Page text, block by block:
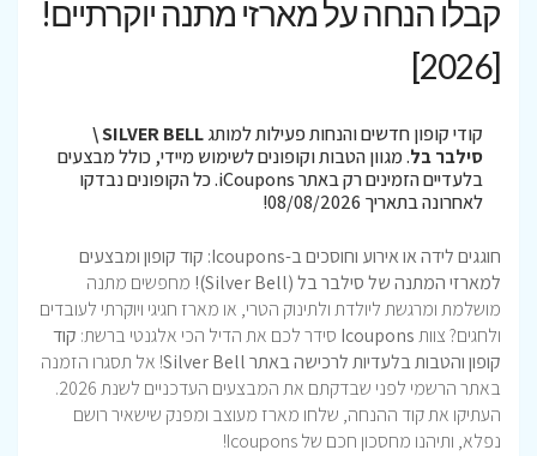
קבלו הנחה על מארזי מתנה יוקרתיים!
[2026]
קודי קופון חדשים והנחות פעילות למותג
SILVER BELL \
סילבר בל. מגוון הטבות וקופונים לשימוש מיידי, כולל מבצעים
בלעדיים הזמינים רק באתר iCoupons. כל הקופונים נבדקו
לאחרונה בתאריך 08/08/2026!
חוגגים לידה או אירוע וחוסכים ב-Icoupons: קוד קופון ומבצעים
למארזי המתנה של סילבר בל (Silver Bell)!
מחפשים מתנה
מושלמת ומרגשת ליולדת ולתינוק הטרי, או מארז חגיגי ויוקרתי לעובדים
ולחגים? צוותIcoupons סידר לכם את הדיל הכי אלגנטי ברשת: קוד
קופון והטבות בלעדיות לרכישה באתר Silver Bell
! אל תסגרו הזמנה
באתר הרשמי לפני שבדקתם את המבצעים העדכניים לשנת 2026.
העתיקו את קוד ההנחה, שלחו מארז מעוצב ומפנק שישאיר רושם
נפלא, ותיהנו מחסכון חכם של Icoupons!